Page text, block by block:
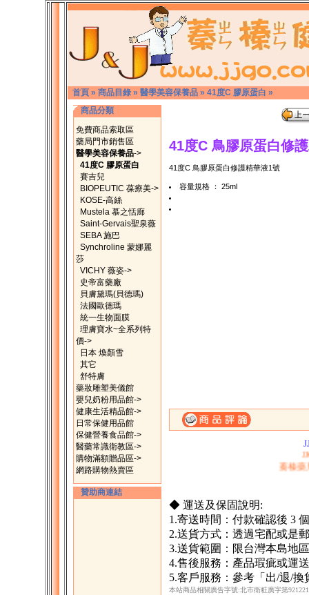
首頁 » 商品目錄 » 醫學美容保養品 » 41度C 膠原蛋白 »
商品分類
免費商品索取區
藥局門市銷售區
醫學美容保養品->
41度C 膠原蛋白
賽吉兒
BIOPEUTIC 葆療美->
KOSE-高絲
Mustela 慕之恬廊
Saint-Gervais聖泉薇
SEBA 施巴
Synchroline 蒙娜麗
莎
VICHY 薇姿->
史帝富藥廠
貝膚黛瑪(貝德瑪)
法國歐德瑪
統一生物面膜
理膚寶水~全系列特
價->
日本 煥顏雪
其它
舒特膚
藥妝雕塑美儀館
嬰兒奶粉用品館->
健康生活精品館->
日常保健用品館
保健營養食品館->
醫藥常識衛教區->
購物滿額贈品區->
網路購物熱賣區
贊助商連結
41度C 鳥膠原蛋白修
41度C 鳥膠原蛋白修護精華液1號
容量規格 ： 25ml
一、購滿1500元
二、購物滿2000
蓁榛藥
◆ 運送及保固說明:
1.寄送時間：付款確認後 3
2.送貨方式：透過宅配或是
3.送貨範圍：限台灣本島地
4.售後服務：產品瑕疵或運
5.客戶服務：參考「出/退/
本站商品相關廣告字號:北市衛粧廣字第